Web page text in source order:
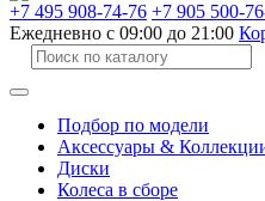
+7 495 908-74-76 +7 905 500-
Ежедневно с 09:00 до 21:00
Подбор по модели
Аксессуары &
Диски
Колеса в сборе